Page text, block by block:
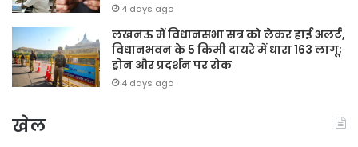
4 days ago
लखनऊ में विधानसभा सत्र को लेकर हाई अलर्ट,
विधानभवन के 5 किमी दायरे में धारा 163 लागू;
ड्रोन और प्रदर्शन पर रोक
4 days ago
खेल